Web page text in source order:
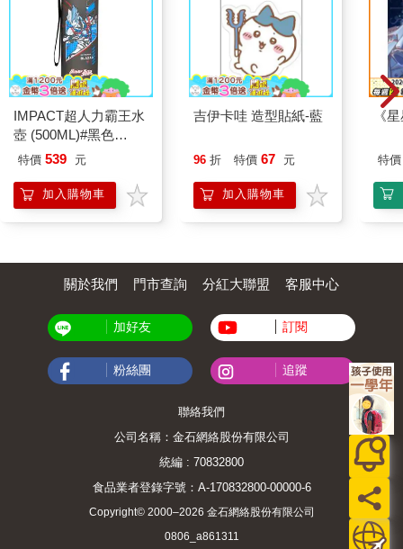
IMPACT超人力霸王水
壺 (500ML)#黑色
IMUTB01BK
特價 539 元
加入購物車
吉伊卡哇 造型貼紙-藍
96 折 特價 67 元
加入購物車
《
特價
關於我們 門市查詢 分紅大聯盟 客服中心
加好友 訂閱
粉絲團 追蹤
聯絡我們
公司名稱：金石網絡股份有限公司
統編 : 70832800
食品業者登錄字號：A-170832800-00000-6
Copyright© 2000–2026 金石網絡股份有限公司
0806_a861311